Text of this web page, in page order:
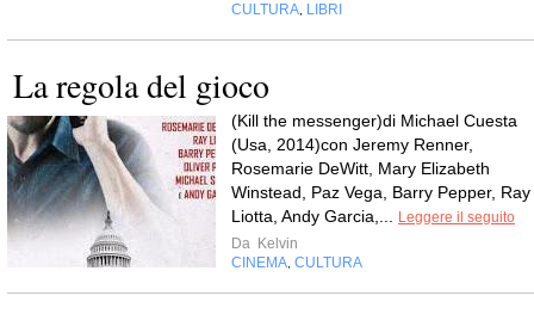
CULTURA LIBRI
La regola del gioco
(Kill the messenger)di Michael Cuesta
(Usa, 2014)con Jeremy Renner,
Rosemarie DeWitt, Mary Elizabeth
Winstead, Paz Vega, Barry Pepper, Ray
Liotta, Andy Garcia,...
Leggere il seguito
Da Kelvin
CINEMA CULTURA